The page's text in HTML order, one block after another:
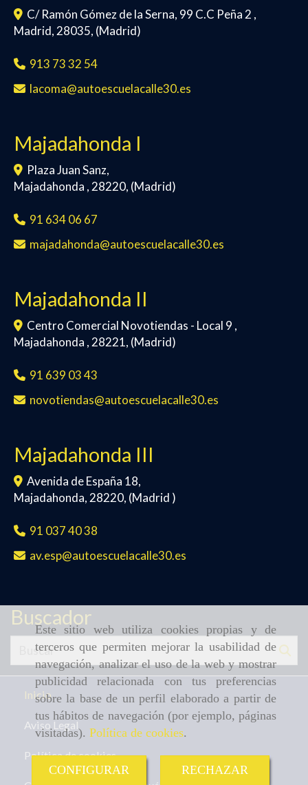
Este sitio web utiliza cookies propias y de
terceros que permiten mejorar la usabilidad de
navegación, analizar el uso de la web y mostrar
publicidad relacionada con tus preferencias
sobre la base de un perfil elaborado a partir de
tus hábitos de navegación (por ejemplo, páginas
visitadas). Política de cookies.
CONFIGURAR RECHAZAR
C/ Ramón Gómez de la Serna, 99 C.C Peña 2 ,
Madrid, 28035, (Madrid)
913 73 32 54
lacoma
autoescuelacalle30.es
Majadahonda I
Plaza Juan Sanz,
Majadahonda , 28220, (Madrid)
91 634 06 67
majadahonda
autoescuelacalle30.es
Majadahonda II
Centro Comercial Novotiendas - Local 9 ,
Majadahonda , 28221, (Madrid)
91 639 03 43
novotiendas
autoescuelacalle30.es
Majadahonda III
Avenida de España 18,
Majadahonda, 28220, (Madrid )
91 037 40 38
av.esp
autoescuelacalle30.es
Buscador
Inicio
Aviso Legal
Política de cookies